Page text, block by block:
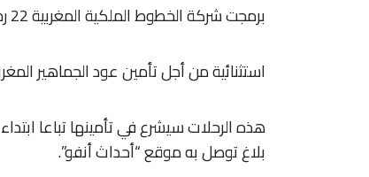
برمجت شركة الخطوط الملكية المغربية 22 رحلة جوية
استثنائية من أجل تأمين عود الجماهير
بلاغ توصل به موقع “أحداث أنفو”.